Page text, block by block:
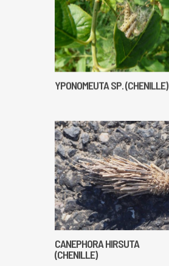
YPONOMEUTA SP. (CHENILLE)
CANEPHORA HIRSUTA
(CHENILLE)